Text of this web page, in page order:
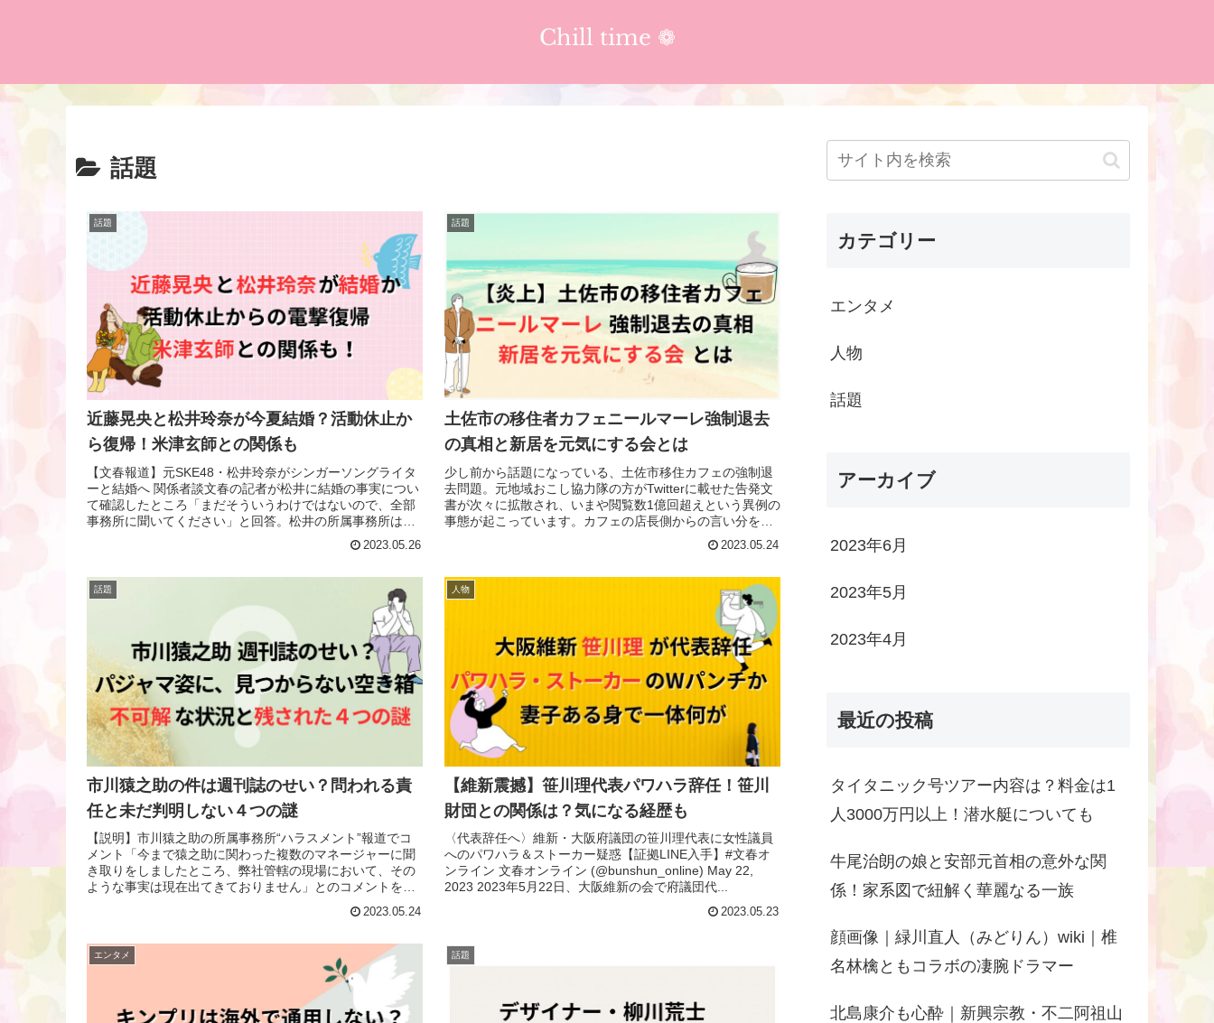
Chill time ❁︎
話題
話題
近藤晃央と松井玲奈が今夏結婚？活動休止か
ら復帰！米津玄師との関係も
【文春報道】元SKE48・松井玲奈がシンガーソングライタ
ーと結婚へ 関係者談文春の記者が松井に結婚の事実につい
て確認したところ「まだそういうわけではないので、全部
事務所に聞いてください」と回答。松井の所属事務所は
2023.05.26
話題
土佐市の移住者カフェニールマーレ強制退去
の真相と新居を元気にする会とは
少し前から話題になっている、土佐市移住カフェの強制退
去問題。元地域おこし協力隊の方がTwitterに載せた告発文
書が次々に拡散され、いまや閲覧数1億回超えという異例の
事態が起こっています。カフェの店長側からの言い分をも
2023.05.24
話題
市川猿之助の件は週刊誌のせい？問われる責
任と未だ判明しない４つの謎
【説明】市川猿之助の所属事務所“ハラスメント”報道でコ
メント「今まで猿之助に関わった複数のマネージャーに聞
き取りをしましたところ、弊社管轄の現場において、その
ような事実は現在出てきておりません」とのコメントを発
2023.05.24
人物
【維新震撼】笹川理代表パワハラ辞任！笹川
財団との関係は？気になる経歴も
〈代表辞任へ〉維新・大阪府議団の笹川理代表に女性議員
へのパワハラ＆ストーカー疑惑【証拠LINE入手】#文春オ
ンライン 文春オンライン (@bunshun_online) May 22,
2023 2023年5月22日、大阪維新の会で府議団代...
2023.05.23
エンタメ 話題
カテゴリー
エンタメ
人物
話題
アーカイブ
2023年6月
2023年5月
2023年4月
最近の投稿
タイタニック号ツアー内容は？料金は1
人3000万円以上！潜水艇についても
牛尾治朗の娘と安部元首相の意外な関
係！家系図で紐解く華麗なる一族
顔画像｜緑川直人（みどりん）wiki｜椎
名林檎ともコラボの凄腕ドラマー
北島康介も心酔｜新興宗教・不二阿祖山